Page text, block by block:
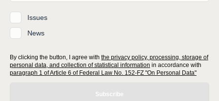
Issues
News
By clicking the button, I agree with the privacy policy, processing, storage of
personal data, and collection of statistical information in accordance with
paragraph 1 of Article 6 of Federal Law No. 152-FZ "On Personal Data"
Subscribe